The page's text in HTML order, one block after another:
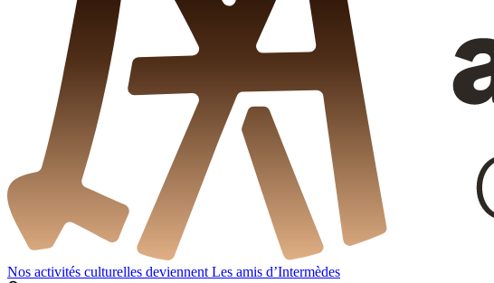
Nos activités culturelles deviennent Les amis d’Intermèdes